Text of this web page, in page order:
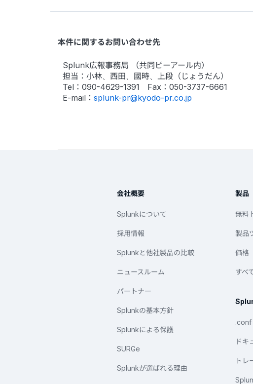
本件に関するお問い合わせ先
Splunk広報事務局 （共同ピーアール内）
担当：小林、西田、國時、上段（じょうだん）
Tel：090-4629-1391 Fax：050-3737-6661
E-mail： splunk-pr@kyodo-pr.co.jp
会社概要
Splunkについて
採用情報
Splunkと他社製品の比較
ニュースルーム
パートナー
Splunkの基本方針
Splunkによる保護
SURGe
Splunkが選ばれる理由
製品
無料
製品
価格
すべ
.conf
ドキ
トレ